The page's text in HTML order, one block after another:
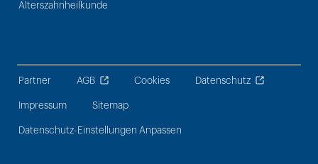
Alterszahnheilkunde
Partner AGB Cookies Datenschutz
Impressum Sitemap
Datenschutz-Einstellungen Anpassen